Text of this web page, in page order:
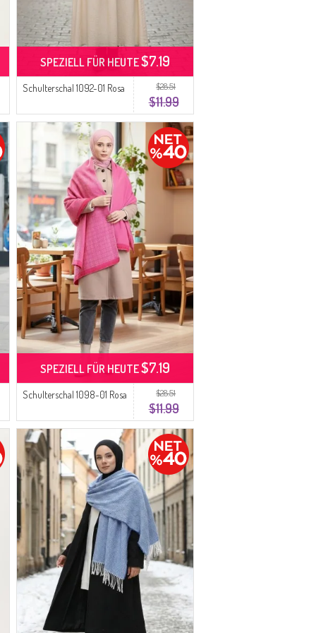
$28.51
$11.99
Schulterschal 1092-01 Rosa
SPEZIELL FÜR HEUTE$7.19
$28.51
$11.99
Schulterschal 1098-01 Rosa
SPEZIELL FÜR HEUTE$7.19